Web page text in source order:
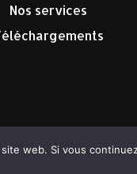
Nos services
tous droits
web. Si vous